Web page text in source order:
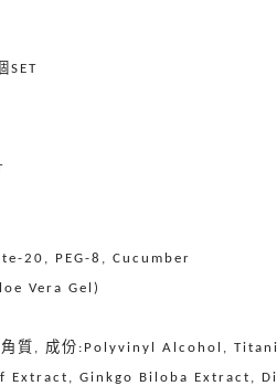
SET
20, PEG-8, Cucumber
Vera Gel)
質 , 成份 :Polyvinyl Alcohol,
Extract, Ginkgo Biloba Extract,